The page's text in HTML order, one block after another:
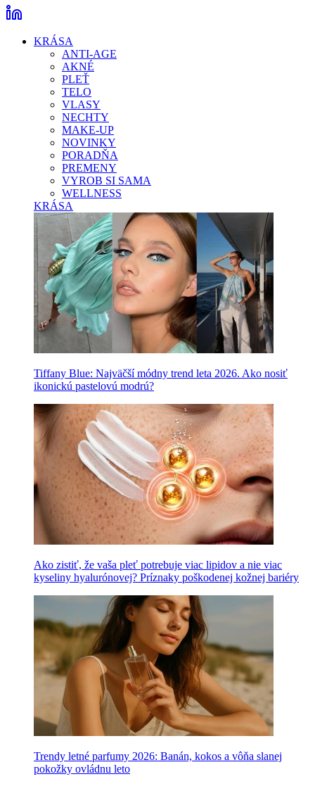
KRÁSA
ANTI-AGE
AKNÉ
PLEŤ
TELO
VLASY
NECHTY
MAKE-UP
NOVINKY
PORADŇA
PREMENY
VYROB SI SAMA
WELLNESS
KRÁSA
Tiffany Blue: Najväčší módny trend leta 2026. Ako nosiť
ikonickú pastelovú modrú?
Ako zistiť, že vaša pleť potrebuje viac lipidov a nie viac
kyseliny hyalurónovej? Príznaky poškodenej kožnej bariéry
Trendy letné parfumy 2026: Banán, kokos a vôňa slanej
pokožky ovládnu leto